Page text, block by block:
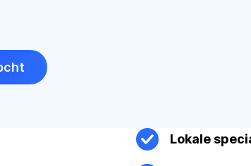
Lokale